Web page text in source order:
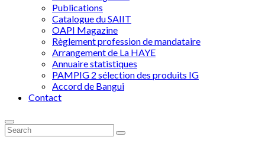
Publications
Catalogue du SAIIT
OAPI Magazine
Règlement profession de mandataire
Arrangement de La HAYE
Annuaire statistiques
PAMPIG 2 sélection des produits IG
Accord de Bangui
Contact